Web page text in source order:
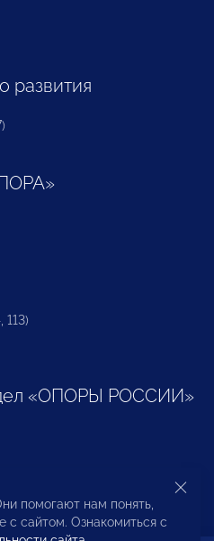
развития
113)
«ОПОРЫ РОССИИ»
предпринимателей и
помогают нам понять,
с сайтом. Ознакомиться с